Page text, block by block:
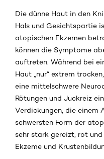
Die dünne Haut in den
Hals und Gesichtspartie
atopischen Ekzemen
können die Symptome
auftreten. Während bei
Haut „nur“ extrem
eine mittelschwere
Rötungen und Juckreiz
Verdickungen, die einem
schwersten Form der
sehr stark gereizt, rot
Ekzeme und